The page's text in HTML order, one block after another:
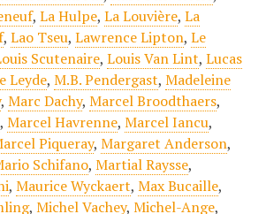
, La Hulpe, La Louvière, La
, Lao Tseu, Lawrence Lipton, Le
Scutenaire, Louis Van Lint, Lucas
Leyde, M.B. Pendergast, Madeleine
, Marc Dachy, Marcel Broodthaers,
, Marcel Havrenne, Marcel Iancu,
Piqueray, Margaret Anderson,
Schifano, Martial Raysse,
, Maurice Wyckaert, Max Bucaille,
, Michel Vachey, Michel-Ange,